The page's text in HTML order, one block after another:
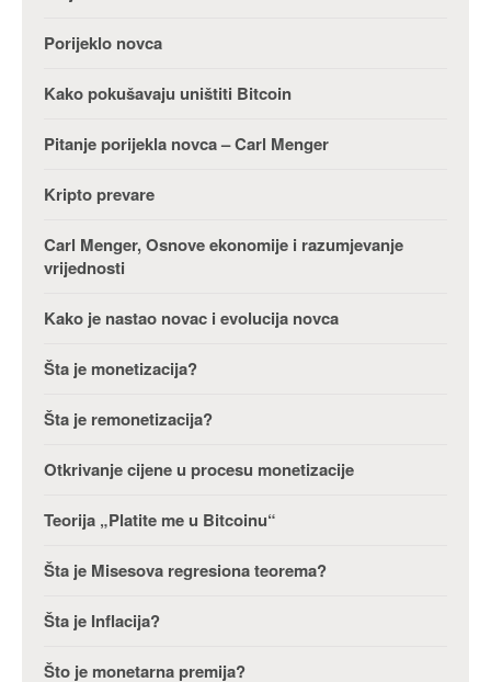
Porijeklo novca
Kako pokušavaju uništiti Bitcoin
Pitanje porijekla novca – Carl Menger
Kripto prevare
Carl Menger, Osnove ekonomije i razumjevanje
vrijednosti
Kako je nastao novac i evolucija novca
Šta je monetizacija?
Šta je remonetizacija?
Otkrivanje cijene u procesu monetizacije
Teorija „Platite me u Bitcoinu“
Šta je Misesova regresiona teorema?
Šta je Inflacija?
Što je monetarna premija?